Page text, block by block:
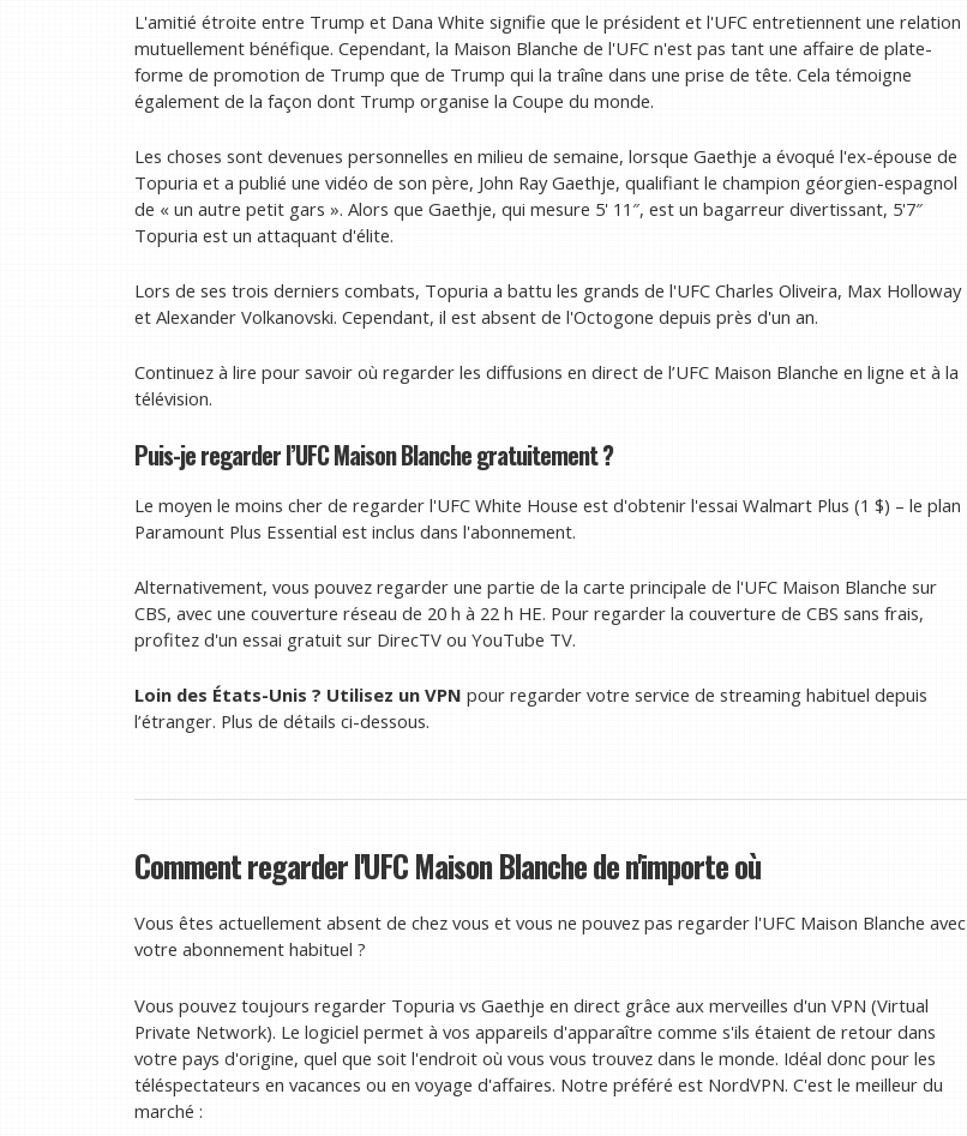
L'amitié étroite entre Trump et Dana White signifie que le président et l'UFC entretiennent une relation
mutuellement bénéfique. Cependant, la Maison Blanche de l'UFC n'est pas tant une affaire de plate-
forme de promotion de Trump que de Trump qui la traîne dans une prise de tête. Cela témoigne
également de la façon dont Trump organise la Coupe du monde.
Les choses sont devenues personnelles en milieu de semaine, lorsque Gaethje a évoqué l'ex-épouse de
Topuria et a publié une vidéo de son père, John Ray Gaethje, qualifiant le champion géorgien-espagnol
de « un autre petit gars ». Alors que Gaethje, qui mesure 5' 11″, est un bagarreur divertissant, 5'7″
Topuria est un attaquant d'élite.
Lors de ses trois derniers combats, Topuria a battu les grands de l'UFC Charles Oliveira, Max Holloway
et Alexander Volkanovski. Cependant, il est absent de l'Octogone depuis près d'un an.
Continuez à lire pour savoir où regarder les diffusions en direct de l’UFC Maison Blanche en ligne et à la
télévision.
Puis-je regarder l’UFC Maison Blanche gratuitement ?
Le moyen le moins cher de regarder l'UFC White House est d'obtenir l'essai Walmart Plus (1 $) – le plan
Paramount Plus Essential est inclus dans l'abonnement.
Alternativement, vous pouvez regarder une partie de la carte principale de l'UFC Maison Blanche sur
CBS, avec une couverture réseau de 20 h à 22 h HE. Pour regarder la couverture de CBS sans frais,
profitez d'un essai gratuit sur DirecTV ou YouTube TV.
Loin des États-Unis ? Utilisez un VPN pour regarder votre service de streaming habituel depuis
l’étranger. Plus de détails ci-dessous.
Comment regarder l'UFC Maison Blanche de n'importe où
Vous êtes actuellement absent de chez vous et vous ne pouvez pas regarder l'UFC Maison Blanche avec
votre abonnement habituel ?
Vous pouvez toujours regarder Topuria vs Gaethje en direct grâce aux merveilles d'un VPN (Virtual
Private Network). Le logiciel permet à vos appareils d'apparaître comme s'ils étaient de retour dans
votre pays d'origine, quel que soit l'endroit où vous vous trouvez dans le monde. Idéal donc pour les
téléspectateurs en vacances ou en voyage d'affaires. Notre préféré est NordVPN. C'est le meilleur du
marché :